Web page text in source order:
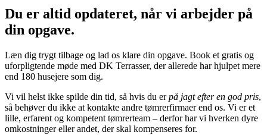
Du er altid opdateret, når vi arbejder på
din opgave.
Læn dig trygt tilbage og lad os klare din opgave. Book et gratis og
uforpligtende møde med DK Terrasser, der allerede har hjulpet mere
end 180 husejere som dig.
Vi vil helst ikke spilde din tid, så hvis du erpå jagt efter en god pris,
så behøver du ikke at kontakte andre tømrerfirmaer end os. Vi er et
lille, erfarent og kompetent tømrerteam – derfor har vi hverken dyre
omkostninger eller andet, der skal kompenseres for.